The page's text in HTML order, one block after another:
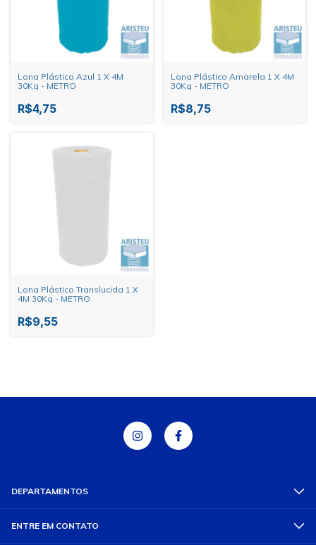
Lona Plástico Azul 1 X 4M
30Kg - METRO
R$4,75
Lona Plástico Amarela 1 X 4M
30Kg - METRO
R$8,75
Lona Plástico Translucida 1 X
4M 30Kg - METRO
R$9,55
DEPARTAMENTOS
ENTRE EM CONTATO